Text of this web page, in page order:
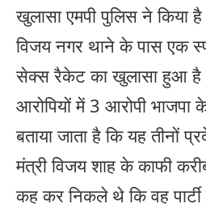
खुलासा एमपी पुलिस ने किया
विजय नगर थाने के पास एक
सेक्स रैकेट का खुलासा हुआ
आरोपियों में 3 आरोपी भाजपा
बताया जाता है कि यह तीनों
मंत्री विजय शाह के काफी
कह कर निकले थे कि वह पार्टी